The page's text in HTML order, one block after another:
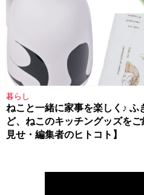
暮らし
ねこと一緒に家事を楽しく♪ ふ
ど、ねこのキッチングッズを
見せ・編集者のヒトコト】